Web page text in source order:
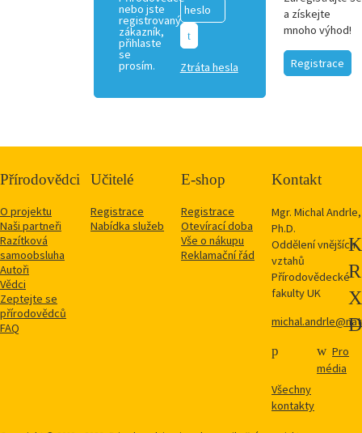
nebo jste
registrovaný
zákazník,
přihlaste
se
prosím. Ztráta hesla
a získejte
mnoho výhod!
Registrace
Přírodovědci
O projektu
Naši partneři
Razítková
samoobsluha
Autoři
Vědci
Zeptejte se
přírodovědců
FAQ
Učitelé
Registrace
Nabídka služeb
E-shop
Registrace
Otevírací doba
Vše o nákupu
Reklamační řád
Kontakt
Mgr. Michal Andrle,
Ph.D.
Oddělení vnějších
vztahů
Přírodovědecké
fakulty UK
Všechny
kontakty
Pro
média